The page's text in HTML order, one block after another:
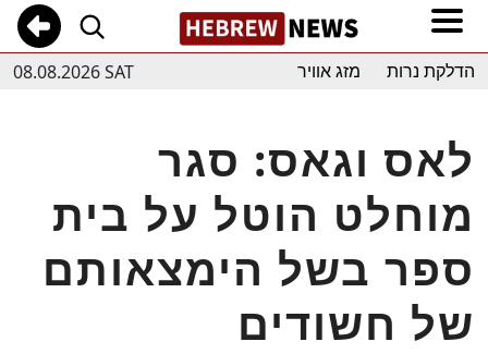
08.08.2026 SAT הדלקת נרות מזג אוויר
לאס וגאס: סגר
מוחלט הוטל על בית
ספר בשל הימצאותם
של חשודים